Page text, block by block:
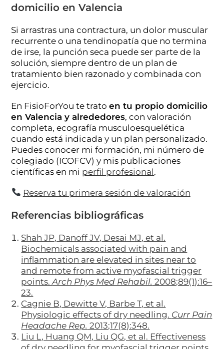
domicilio en Valencia
Si arrastras una contractura, un dolor muscular
recurrente o una tendinopatía que no termina
de irse, la punción seca puede ser parte de la
solución, siempre dentro de un plan de
tratamiento bien razonado y combinada con
ejercicio.
En FisioForYou te tratoen tu propio domicilio
en Valencia y alrededores, con valoración
completa, ecografía musculoesquelética
cuando está indicada y un plan personalizado.
Puedes conocer mi formación, mi número de
colegiado (ICOFCV) y mis publicaciones
científicas en mi perfil profesional.
Reserva tu primera sesión de valoración
Referencias bibliográficas
Shah JP, Danoff JV, Desai MJ, et al.
Biochemicals associated with pain and
inflammation are elevated in sites near to
and remote from active myofascial trigger
points.Arch Phys Med Rehabil. 2008;89(1):16–
23.
Cagnie B, Dewitte V, Barbe T, et al.
Physiologic effects of dry needling. Curr Pain
Headache Rep. 2013;17(8):348.
Liu L, Huang QM, Liu QG, et al. Effectiveness